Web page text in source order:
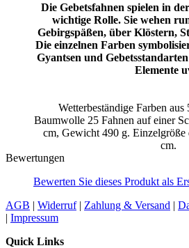
Die Gebetsfahnen spielen in
wichtige Rolle. Sie wehen
Gebirgspäßen, über Klöstern,
Die einzelnen Farben
Gyantsen und
Elemente
Wetterbeständige Farben
Baumwolle 25 Fahnen auf einer
cm, Gewicht 490 g. Einzelgröße
cm.
Bewertungen
Bewerten Sie dieses Produkt als
AGB | Widerruf| Zahlung & Versand |
| Impressum
Quick Links